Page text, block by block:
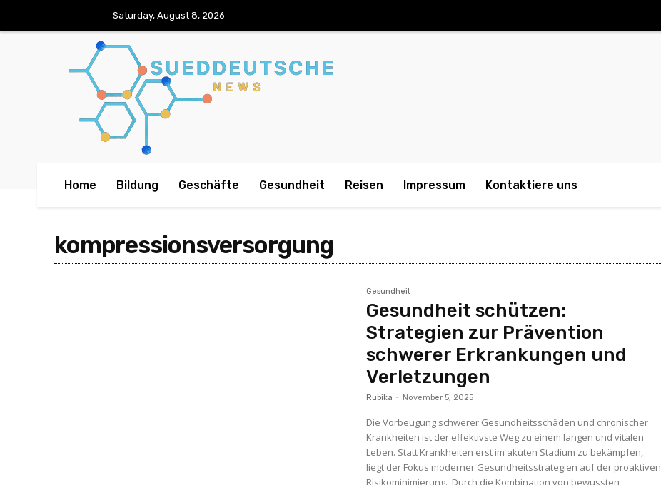
Saturday, August 8, 2026
Home Bildung Geschäfte Gesundheit Reisen Impressum Kontaktiere uns
kompressionsversorgung
Gesundheit
Gesundheit schützen:
Strategien zur Prävention
schwerer Erkrankungen und
Verletzungen
Rubika - November 5, 2025
Die Vorbeugung schwerer Gesundheitsschäden und chronischer
Krankheiten ist der effektivste Weg zu einem langen und vitalen
Leben. Statt Krankheiten erst im akuten Stadium zu bekämpfen,
liegt der Fokus moderner Gesundheitsstrategien auf der proaktiven
Risikominimierung. Durch die Kombination von bewussten